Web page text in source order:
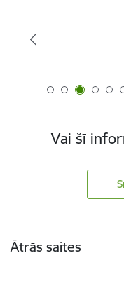
Vai šī
Ātrās saites